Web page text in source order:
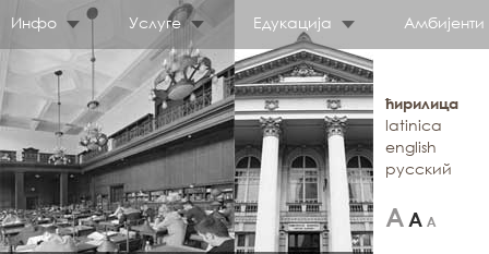
Инфо Услуге Едукација Амбијенти
ћирилица
latinica
english
русский